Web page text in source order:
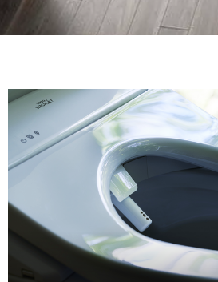
Ricerca